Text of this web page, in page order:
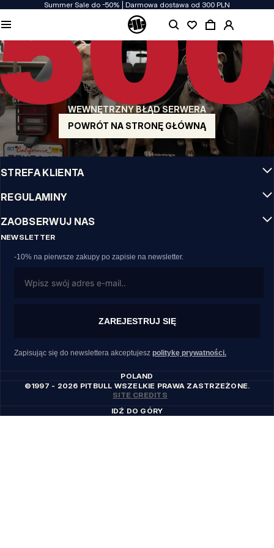
Summer Sale do -50% | Darmowa dostawa od 300 PLN
WEWNĘTRZNY BŁĄD SERWERA
POWRÓT NA STRONĘ GŁÓWNĄ
JAKOŚĆ TO DLA NAS PRIORYTET
Naszą odzież produkujemy z pasją! Nie idziemy na kompromis w kwestiach
wytrzymałości, długowieczności materiałów i dbałości o detal.
US ORIGIN
Nasze korzenie sięgają San Diego z poczatku lat 90-tych XX wieku. Nasz styl jest
surowy, autentyczny i stanowczy.
MARKA Z CHARAKTEREM
Nasze kolekcje wybierają sportowcy, fighterzy i uparci indywidualiści.
INFO
STREFA KLIENTA
REGULAMINY
ZAOBSERWUJ NAS
NEWSLETTER
-10% na pierwsze zakupy po zapisie na newsletter.
ZAREJESTRUJ SIĘ
Zapisując się do newslettera akceptujesz politykę prywatności.
POLAND
©1997 - 2026 PITBULL WSZELKIE PRAWA ZASTRZEŻONE.
SITE CREDITS
IDŹ DO GÓRY